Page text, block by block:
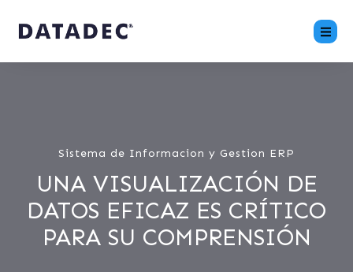
Sistema de Informacion y Gestion ERP
UNA VISUALIZACIÓN DE
DATOS EFICAZ ES CRÍTICO
PARA SU COMPRENSIÓN